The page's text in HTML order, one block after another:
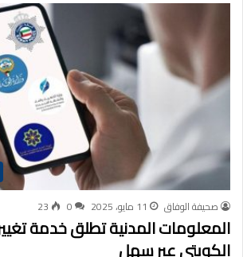
صحيفة الوفاق 11 مايو، 2025 0
23
المعلومات المدنية تطلق خدمة
الكويتي عبر سهل